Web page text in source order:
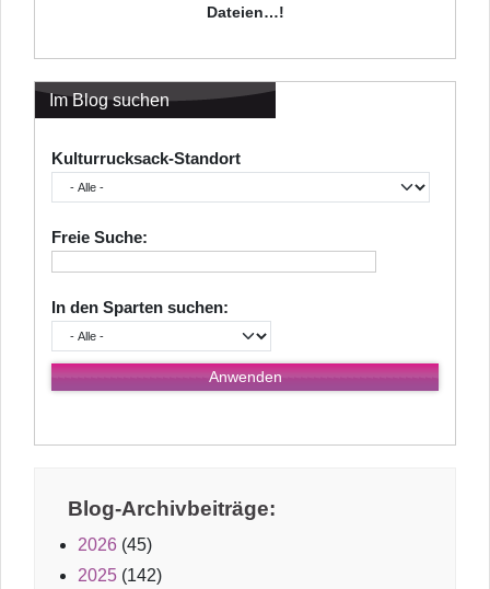
Dateien…!
Im Blog suchen
Kulturrucksack-Standort
Freie Suche:
In den Sparten suchen:
Blog-Archivbeiträge:
2026 (45)
2025 (142)